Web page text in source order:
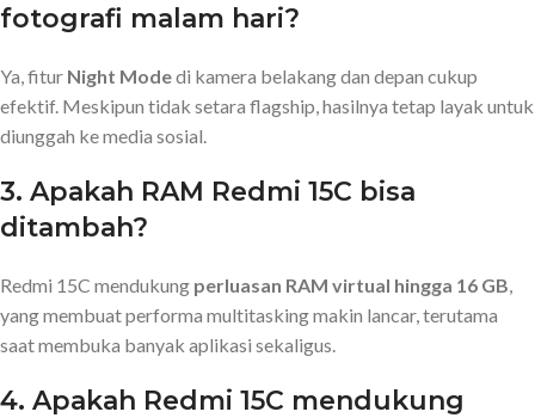
fotografi malam hari?
Ya, fitur Night Modedi kamera belakang dan depan cukup
efektif. Meskipun tidak setara flagship, hasilnya tetap layak untuk
diunggah ke media sosial.
3. Apakah RAM Redmi 15C bisa
ditambah?
Redmi 15C mendukung perluasan RAM virtual hingga 16 GB
yang membuat performa multitasking makin lancar, terutama
saat membuka banyak aplikasi sekaligus.
4. Apakah Redmi 15C mendukung